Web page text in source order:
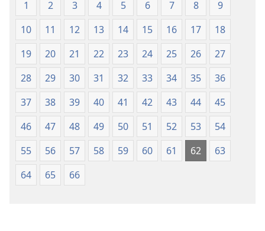
Ulimwengu
Mpya
(Toleo
la
2017)
Ulimwengu
Mpya
(Toleo
la
2017)
1 2 3 4 5 6 7 8
9
10
11 12 13 14 15 16 17
18
19
20 21 22 23 24 25 26
27
28
29 30 31 32 33 34 35
36
37
38 39 40 41 42 43 44
45
46
47 48 49 50 51 52 53
54
55
56 57 58 59 60 61 62
63
64
65 66